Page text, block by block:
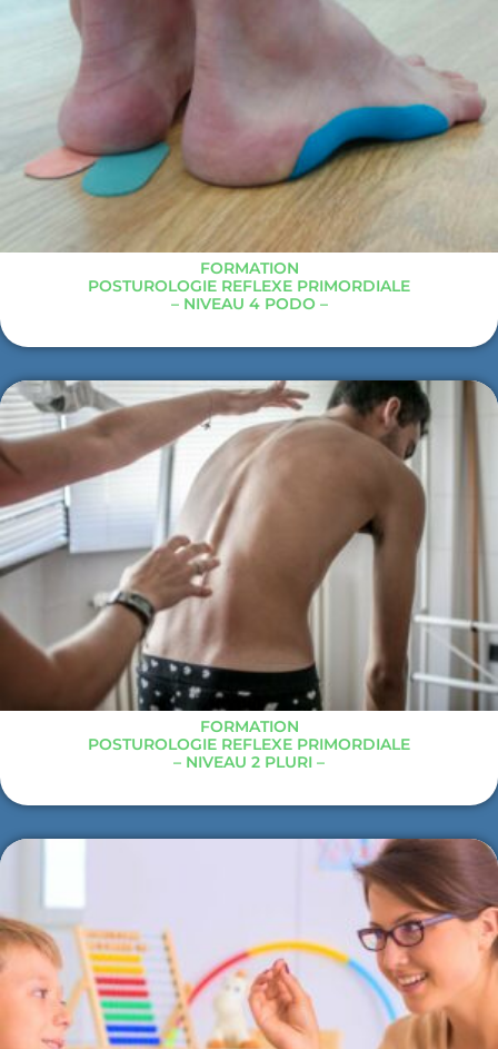
FORMATION
POSTUROLOGIE REFLEXE PRIMORDIALE
– NIVEAU 4 PODO –
FORMATION
POSTUROLOGIE REFLEXE PRIMORDIALE
– NIVEAU 2 PLURI –